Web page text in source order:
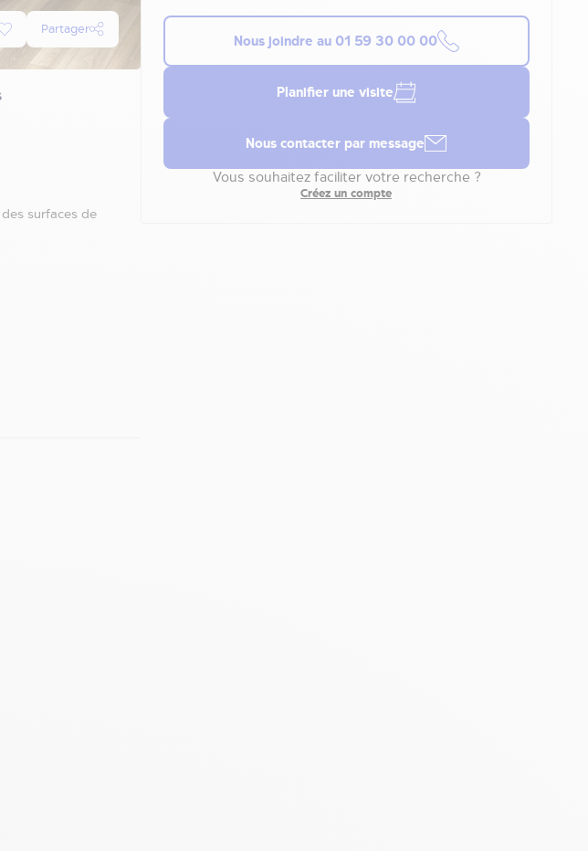
Nous joindre au 01 59 30 00 00
Planifier une visite
Nous contacter par message
Vous souhaitez faciliter votre recherche ?
Créez un compte
Partager
surfaces de